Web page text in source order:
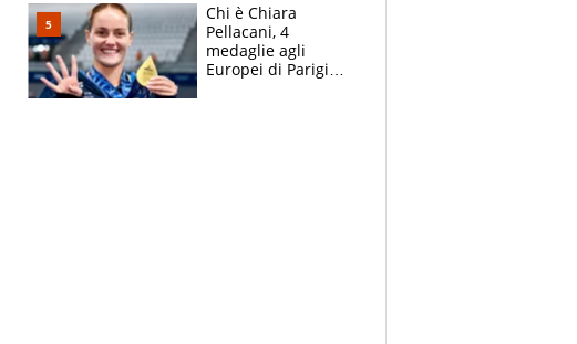
Chi è Chiara
Pellacani, 4
medaglie agli
Europei di Parigi